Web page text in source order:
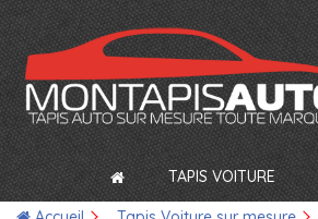
TAPIS VOITURE